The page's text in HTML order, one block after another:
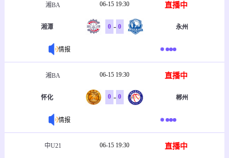
湘BA 06-15 19:30 直播中
湘潭 0 - 0 永州
情报
湘BA 06-15 19:30 直播中
怀化 0 - 0 郴州
情报
中U21 06-15 19:30 直播中